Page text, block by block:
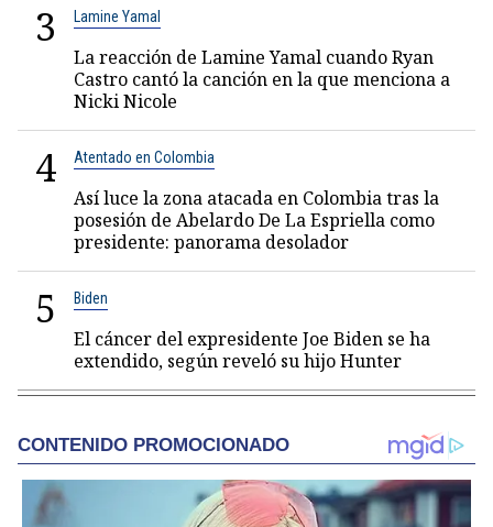
3 Lamine Yamal
La reacción de Lamine Yamal cuando Ryan
Castro cantó la canción en la que menciona a
Nicki Nicole
4 Atentado en Colombia
Así luce la zona atacada en Colombia tras la
posesión de Abelardo De La Espriella como
presidente: panorama desolador
5 Biden
El cáncer del expresidente Joe Biden se ha
extendido, según reveló su hijo Hunter